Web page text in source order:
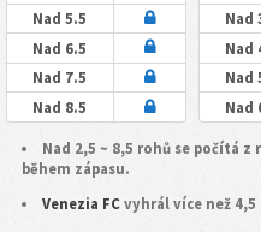
Nad 5.5
Nad 6.5
Nad 7.5
Nad 8.5
Nad
Nad
Nad
Nad
Nad 2,5 ~ 8,5 rohů se počítá
během zápasu.
Venezia FC vyhrál více než 4,5